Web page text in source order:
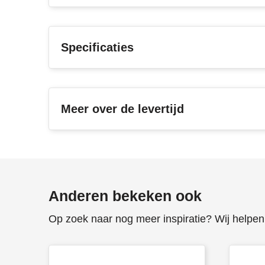
Specificaties
Meer over de levertijd
Anderen bekeken ook
Op zoek naar nog meer inspiratie? Wij